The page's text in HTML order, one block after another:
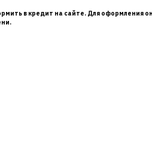
в кредит на сайте. Для оформления